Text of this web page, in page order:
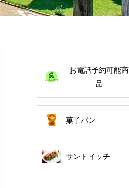
お電話予約可能商
品
菓子パン
サンドイッチ